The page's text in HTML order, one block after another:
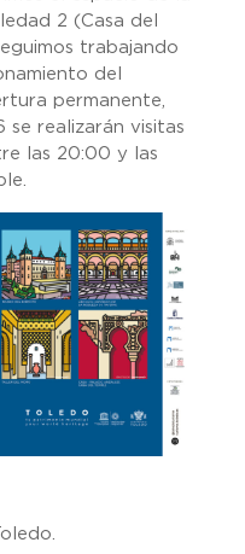
2 (Casa del
trabajando
del
permanente,
se realizarán visitas
las 20:00 y las